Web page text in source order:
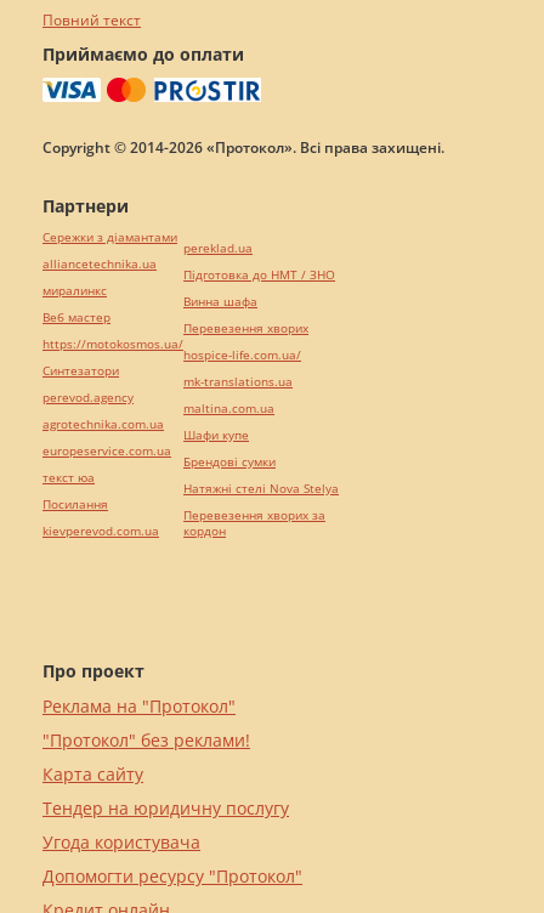
Повний текст
Приймаємо до оплати
Copyright © 2014-2026 «Протокол». Всі права захищені.
Про проект
Реклама на "Протокол"
"Протокол" без реклами!
Карта сайту
Тендер на юридичну послугу
Угода користувача
Допомогти ресурсу "Протокол"
Партнери
Сережки з діамантами
alliancetechnika.ua
миралинкс
Веб мастер
https://motokosmos.ua/
Синтезатори
perevod.agency
agrotechnika.com.ua
europeservice.com.ua
текст юа
Посилання
kievperevod.com.ua
pereklad.ua
Підготовка до НМТ / ЗНО
Винна шафа
Перевезення хворих
hospice-life.com.ua/
mk-translations.ua
maltina.com.ua
Шафи купе
Брендові сумки
Натяжні стелі Nova Stelya
Перевезення хворих за
кордон